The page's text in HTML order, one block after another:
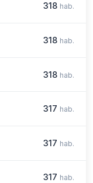
318 hab.
318 hab.
318 hab.
317 hab.
317 hab.
317 hab.